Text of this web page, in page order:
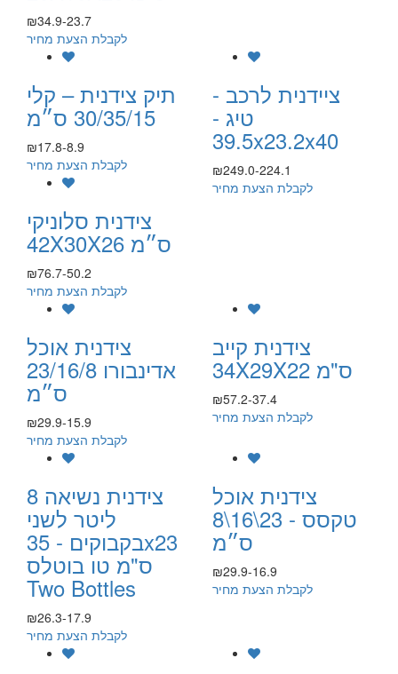
₪34.9-23.7
לקבלת הצעת מחיר
ציידנית לרכב -
טיג -
39.5x23.2x40
₪249.0-224.1
לקבלת הצעת מחיר
תיק צידנית – קלי
30/35/15 ס״מ
₪17.8-8.9
לקבלת הצעת מחיר
צידנית סלוניקי
42X30X26 ס״מ
₪76.7-50.2
לקבלת הצעת מחיר
צידנית קייב
34X29X22 ס"מ
₪57.2-37.4
לקבלת הצעת מחיר
צידנית אוכל
אדינבורו 23/16/8
ס״מ
₪29.9-15.9
לקבלת הצעת מחיר
צידנית אוכל
טקסס - 23\16\8
ס״מ
₪29.9-16.9
לקבלת הצעת מחיר
צידנית נשיאה 8
ליטר לשני
בקבוקים - 35x23
ס"מ טו בוטלס
Two Bottles
₪26.3-17.9
לקבלת הצעת מחיר